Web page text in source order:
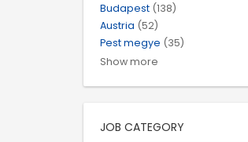
Budapest (138)
Austria (52)
Pest megye (35)
Show more
JOB CATEGORY